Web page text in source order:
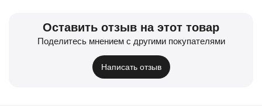
Оставить отзыв на этот товар
Поделитесь мнением с другими покупателями
Написать отзыв